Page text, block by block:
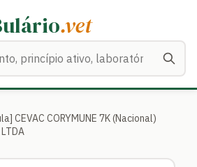
.vet
CEVAC CORYMUNE 7K (Nacional)